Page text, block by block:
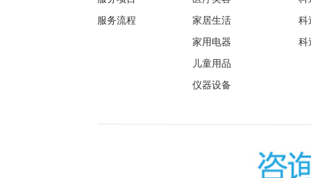
服务流程 家居生活
家用电器
儿童用品
仪器设备
科
科